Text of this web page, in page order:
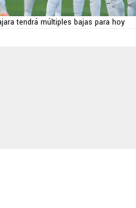
tendrá múltiples bajas para hoy